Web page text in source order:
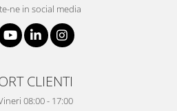
ne in social media
CLIENTI
08:00 - 17:00